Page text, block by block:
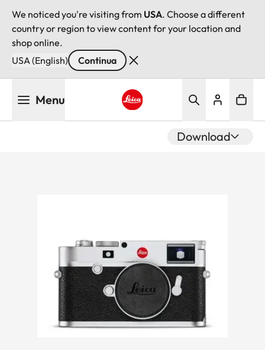
We noticed you're visiting from USA. Choose a different
country or region to view content for your location and
shop online.
USA (English)
Continua
Menu
Download